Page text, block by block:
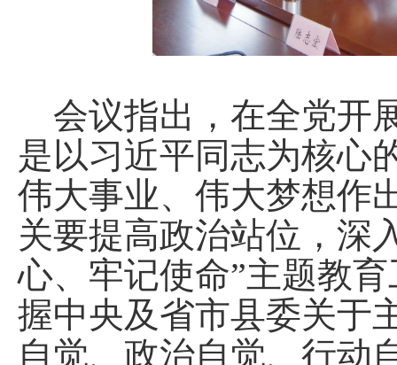
会议指出，在全党开
是以习近平同志为核心
伟大事业、伟大梦想作
关要提高政治站位，深
心、牢记使命”主题教
握中央及省市县委关于
自觉、政治自觉、行动